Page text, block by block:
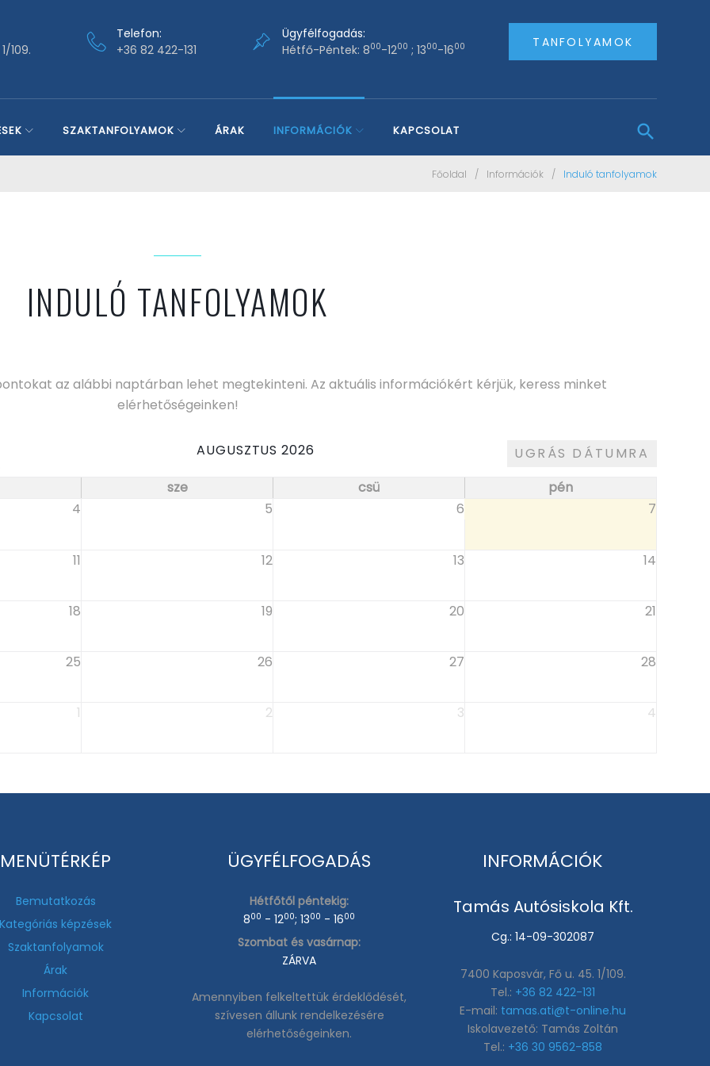
109.
Telefon:
+36 82 422-131
Ügyfélfogadás:
Hétfő-Péntek: 800-1200 ; 1300-1600 TANFOLYAMOK
SZAKTANFOLYAMOK ÁRAK INFORMÁCIÓK KAPCSOLAT
Főoldal / Információk / Induló tanfolyamok
INDULÓ TANFOLYAMOK
az alábbi naptárban lehet megtekinteni. Az aktuális információkért kérjük, keress minket
elérhetőségeinken!
UGRÁS DÁTUMRA
AUGUSZTUS 2026
sze csü
pén
4 5 6 7
11 12 13 14
18 19 20 21
25 26 27 28
1 2 3 4
MENÜTÉRKÉP
Bemutatkozás
Kategóriás képzések
Szaktanfolyamok
Árak
Információk
Kapcsolat
ÜGYFÉLFOGADÁS
Hétfőtől péntekig:
800 - 1200; 1300 - 1600
Szombat és vasárnap:
ZÁRVA
Amennyiben felkeltettük érdeklődését,
szívesen állunk rendelkezésére
elérhetőségeinken.
INFORMÁCIÓK
Tamás Autósiskola Kft.
Cg.: 14-09-302087
7400 Kaposvár, Fő u. 45. 1/109.
Tel.: +36 82 422-131
E-mail: tamas.ati@t-online.hu
Iskolavezető: Tamás Zoltán
Tel.: +36 30 9562-858